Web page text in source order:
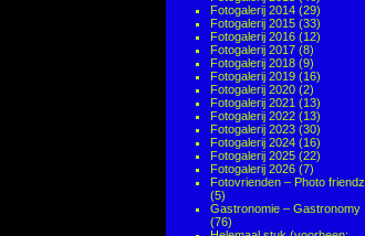
Fotogalerij 2014 (29)
Fotogalerij 2015 (33)
Fotogalerij 2016 (12)
Fotogalerij 2017 (8)
Fotogalerij 2018 (9)
Fotogalerij 2019 (16)
Fotogalerij 2020 (2)
Fotogalerij 2021 (13)
Fotogalerij 2022 (13)
Fotogalerij 2023 (30)
Fotogalerij 2024 (16)
Fotogalerij 2025 (22)
Fotogalerij 2026 (7)
Fotovrienden – Photo friendz
(5)
Gastronomie – Gastronomy
(76)